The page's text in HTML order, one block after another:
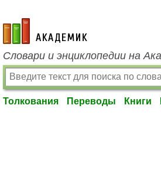
academic.ru
Словари и энциклопедии на
Толкования Переводы Книги